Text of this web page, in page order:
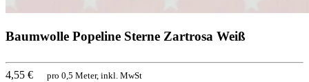
Baumwolle Popeline Sterne Zartrosa Weiß
4,55 €
pro 0,5 Meter, inkl. MwSt